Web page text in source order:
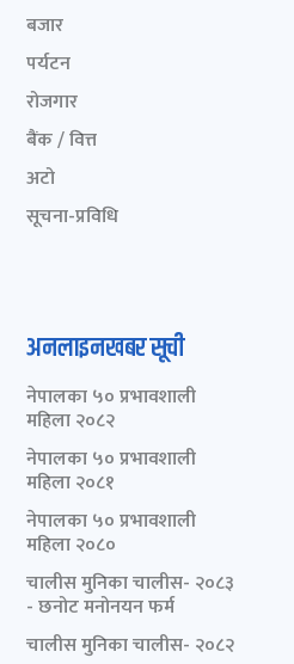
बजार
पर्यटन
रोजगार
बैंक / वित्त
अटो
सूचना-प्रविधि
अनलाइनखबर सूची
नेपालका ५० प्रभावशाली
महिला २०८२
नेपालका ५० प्रभावशाली
महिला २०८१
नेपालका ५० प्रभावशाली
महिला २०८०
चालीस मुनिका चालीस- २०८३
- छनोट मनोनयन फर्म
चालीस मुनिका चालीस- २०८२